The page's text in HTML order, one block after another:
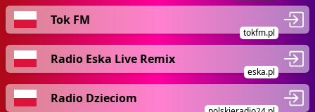
Tok FM
tokfm.pl
Radio Eska Live Remix
eska.pl
Radio Dzieciom